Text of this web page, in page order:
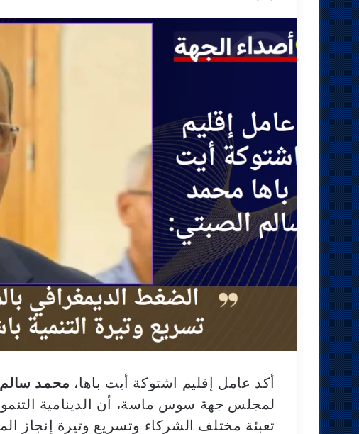
أكد عامل إقليم اشتوكة أيت باها، محمد
لمجلس جهة سوس ماسة، أن الدينامية
تعبئة مختلف الشركاء وتسريع وتيرة إنجاز